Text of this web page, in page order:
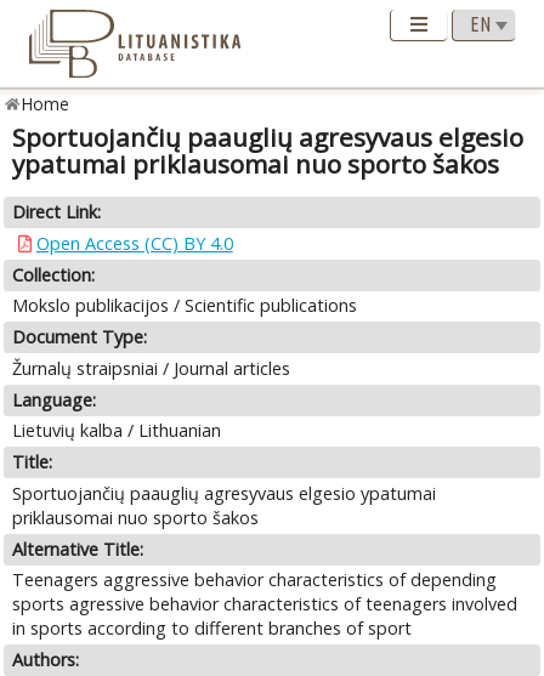
Home
Sportuojančių paauglių agresyvaus elgesio
ypatumai priklausomai nuo sporto šakos
Direct Link:
Open Access (CC) BY 4.0
Collection:
Mokslo publikacijos / Scientific publications
Document Type:
Žurnalų straipsniai / Journal articles
Language:
Lietuvių kalba / Lithuanian
Title:
Sportuojančių paauglių agresyvaus elgesio ypatumai
priklausomai nuo sporto šakos
Alternative Title:
Teenagers aggressive behavior characteristics of depending
sports agressive behavior characteristics of teenagers involved
in sports according to different branches of sport
Authors: